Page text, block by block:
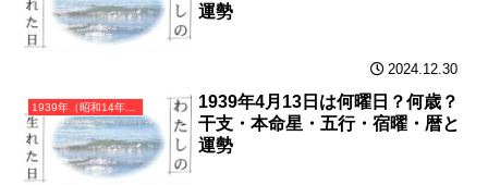
運勢
2024.12.30
1939年（昭和14年）己卯（つちのとう）・卯年（うさぎ年）カレンダー（月曜はじまり）
1939年4月13日は何曜日？何歳？
干支・本命星・五行・宿曜・暦と
運勢